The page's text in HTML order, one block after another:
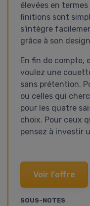
élevées en
finitions sont
s'intègre
grâce à son
En fin de compte,
voulez une
sans prétention.
ou celles qui
pour les quatre
choix. Pour ceux
pensez à investir
Voir l'offre
SOUS-NOTES